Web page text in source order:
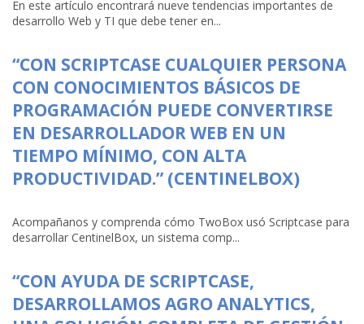
En este artículo encontrará nueve tendencias importantes de
desarrollo Web y TI que debe tener en...
“CON SCRIPTCASE CUALQUIER PERSONA
CON CONOCIMIENTOS BÁSICOS DE
PROGRAMACIÓN PUEDE CONVERTIRSE
EN DESARROLLADOR WEB EN UN
TIEMPO MÍNIMO, CON ALTA
PRODUCTIVIDAD.” (CENTINELBOX)
Acompañanos y comprenda cómo TwoBox usó Scriptcase para
desarrollar CentinelBox, un sistema comp...
“CON AYUDA DE SCRIPTCASE,
DESARROLLAMOS AGRO ANALYTICS,